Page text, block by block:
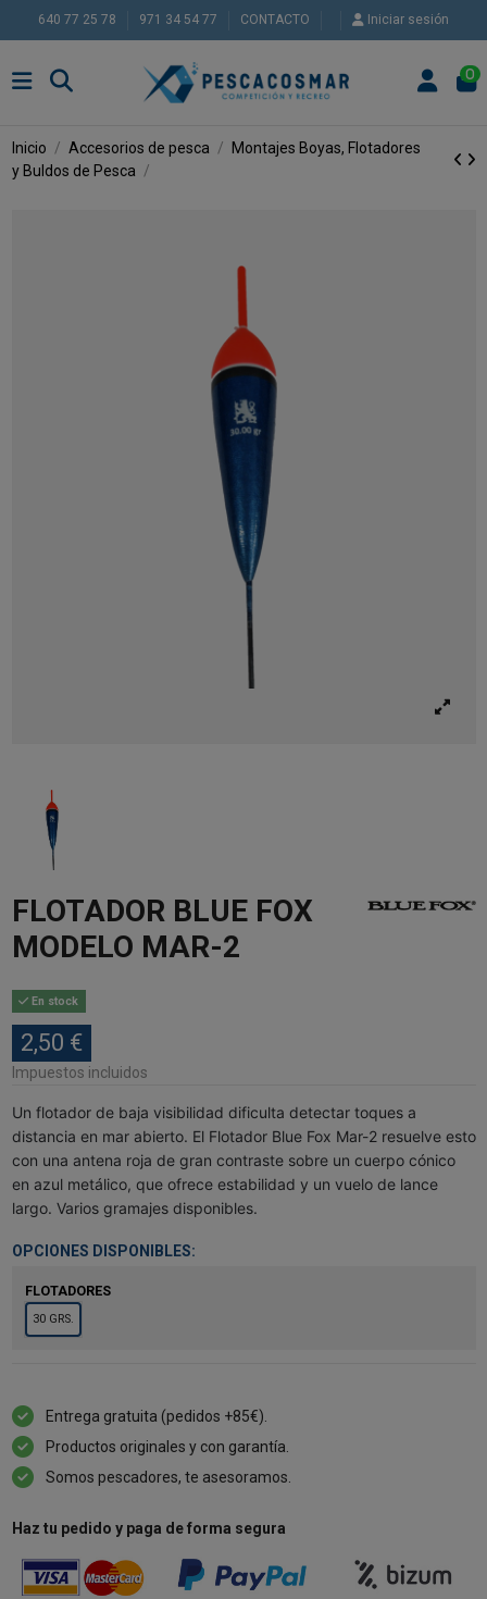
640 77 25 78 971 34 54 77 CONTACTO Iniciar sesión
0
Inicio Accesorios de pesca Montajes Boyas, Flotadores
y Buldos de Pesca
FLOTADOR BLUE FOX
MODELO MAR-2
En stock
2,50 €
Impuestos incluidos
Un flotador de baja visibilidad dificulta detectar toques a
distancia en mar abierto. El Flotador Blue Fox Mar-2 resuelve esto
con una antena roja de gran contraste sobre un cuerpo cónico
en azul metálico, que ofrece estabilidad y un vuelo de lance
largo. Varios gramajes disponibles.
OPCIONES DISPONIBLES:
FLOTADORES
30 GRS.
Entrega gratuita (pedidos +85€).
Productos originales y con garantía.
Somos pescadores, te asesoramos.
Haz tu pedido y paga de forma segura